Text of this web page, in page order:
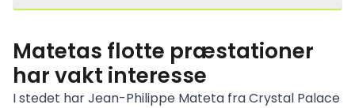
Matetas flotte præstationer
har vakt interesse
I stedet har Jean-Philippe Mateta fra Crystal Palace